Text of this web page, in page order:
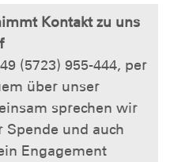
Kontakt zu uns
(5723) 955-444, per
über unser
sprechen wir
Spende und auch
Engagement